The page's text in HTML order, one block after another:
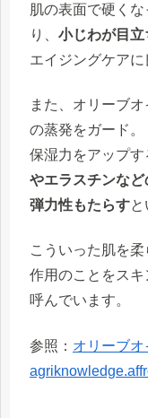
肌の表面で硬く
り、 小じわが目立
エイジングケアに
また、オリーブ
の蒸発をガード 。
保湿力をアップ
やエラスチンな
弾力性もたらす
こういった肌を
作用のことをス
呼んでいます。
参照： オリーブオ